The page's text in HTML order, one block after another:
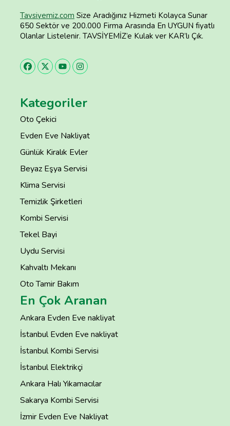
Tavsiyemiz.com Size Aradığınız Hizmeti Kolayca Sunar
650 Sektör ve 200.000 Firma Arasında En UYGUN fiyatlı
Olanlar Listelenir. TAVSİYEMİZ’e Kulak ver KAR’lı Çık.
Kategoriler
Oto Çekici
Evden Eve Nakliyat
Günlük Kiralık Evler
Beyaz Eşya Servisi
Klima Servisi
Temizlik Şirketleri
Kombi Servisi
Tekel Bayi
Uydu Servisi
Kahvaltı Mekanı
Oto Tamir Bakım
En Çok Aranan
Ankara Evden Eve nakliyat
İstanbul Evden Eve nakliyat
İstanbul Kombi Servisi
İstanbul Elektrikçi
Ankara Halı Yıkamacılar
Sakarya Kombi Servisi
İzmir Evden Eve Nakliyat